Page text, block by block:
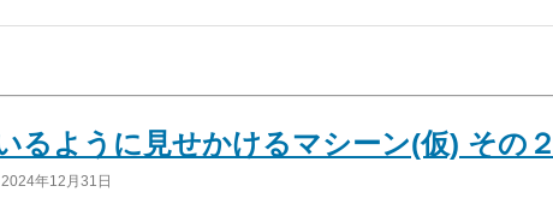
るように見せかけるマシーン(仮) その２
2024年12月31日